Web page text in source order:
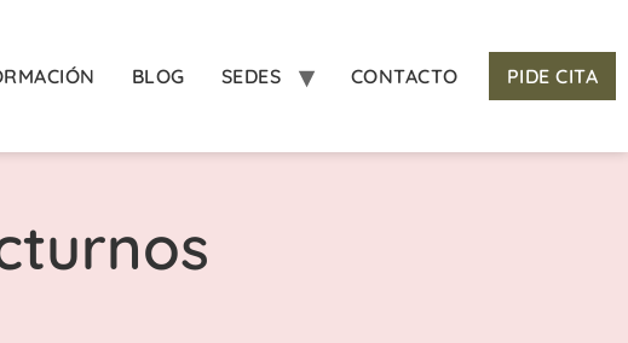
BLOG SEDES CONTACTO PIDE CITA